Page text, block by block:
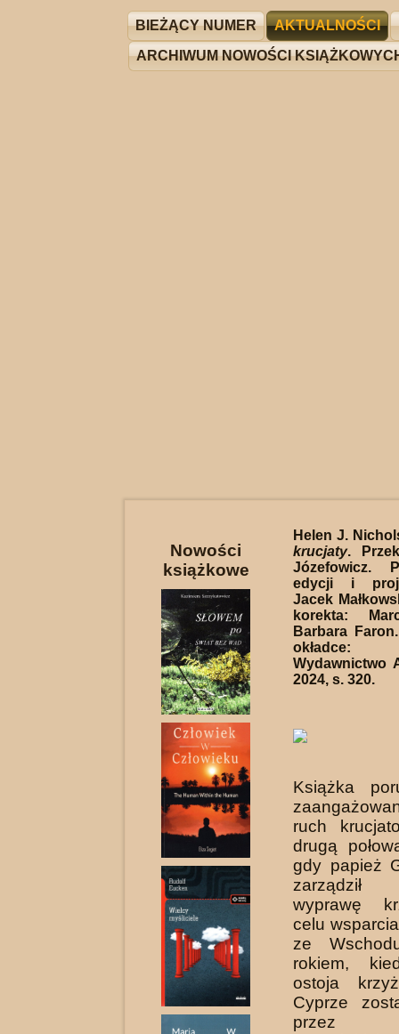
BIEŻĄCY NUMER AKTUALNOŚCI
ARCHIWUM NOWOŚCI
Nowości
książkowe
Helen J.
krucjaty.
Józefowicz.
edycji i
Jacek
korekta:
Barbara
Wydawnictwo
2024, s. 320.
Książka
ruch
drugą
gdy papież
wyprawę
celu
ze
rokiem,
ostoja
Cyprze
przez